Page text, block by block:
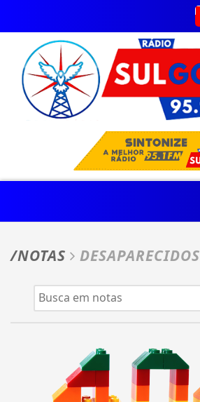
/NOTAS DESAPARECIDOS